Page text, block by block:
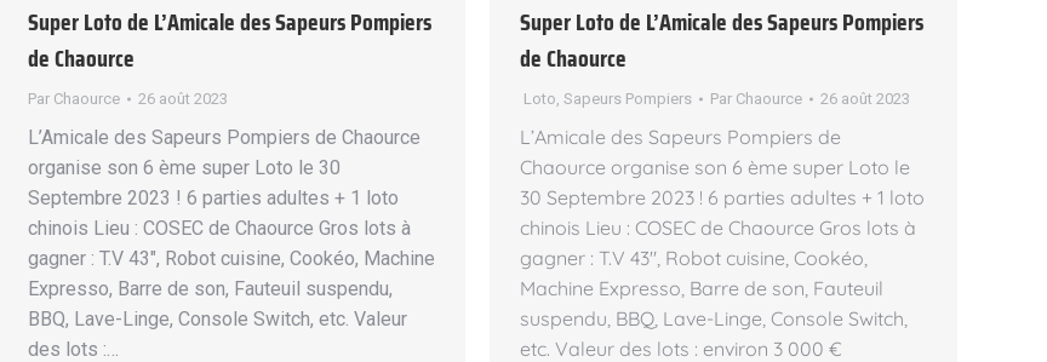
Super Loto de L’Amicale des Sapeurs Pompiers
de Chaource
Par Chaource 26 août 2023
L’Amicale des Sapeurs Pompiers de Chaource
organise son 6 ème super Loto le 30
Septembre 2023 ! 6 parties adultes + 1 loto
chinois Lieu : COSEC de Chaource Gros lots à
gagner : T.V 43″, Robot cuisine, Cookéo, Machine
Expresso, Barre de son, Fauteuil suspendu,
BBQ, Lave-Linge, Console Switch, etc. Valeur
des lots :…
Super Loto de L’Amicale des Sapeurs Pompiers
de Chaource
Loto, Sapeurs Pompiers Par Chaource 26 août 2023
L’Amicale des Sapeurs Pompiers de
Chaource organise son 6 ème super Loto le
30 Septembre 2023 ! 6 parties adultes + 1 loto
chinois Lieu : COSEC de Chaource Gros lots à
gagner : T.V 43″, Robot cuisine, Cookéo,
Machine Expresso, Barre de son, Fauteuil
suspendu, BBQ, Lave-Linge, Console Switch,
etc. Valeur des lots : environ 3 000 €